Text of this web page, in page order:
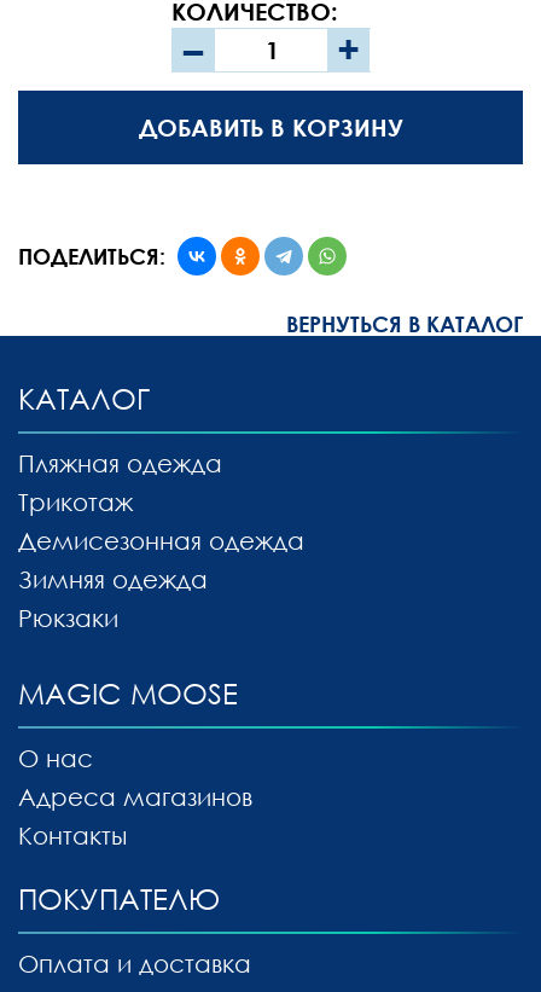
КОЛИЧЕСТВО:
– +
ДОБАВИТЬ В КОРЗИНУ
ПОДЕЛИТЬСЯ:
ВЕРНУТЬСЯ В КАТАЛОГ
MAGIC MOOSE
О нас
Адреса магазинов
Контакты
КАТАЛОГ
Пляжная одежда
Трикотаж
Демисезонная одежда
Зимняя одежда
Рюкзаки
ПОКУПАТЕЛЮ
Оплата и доставка